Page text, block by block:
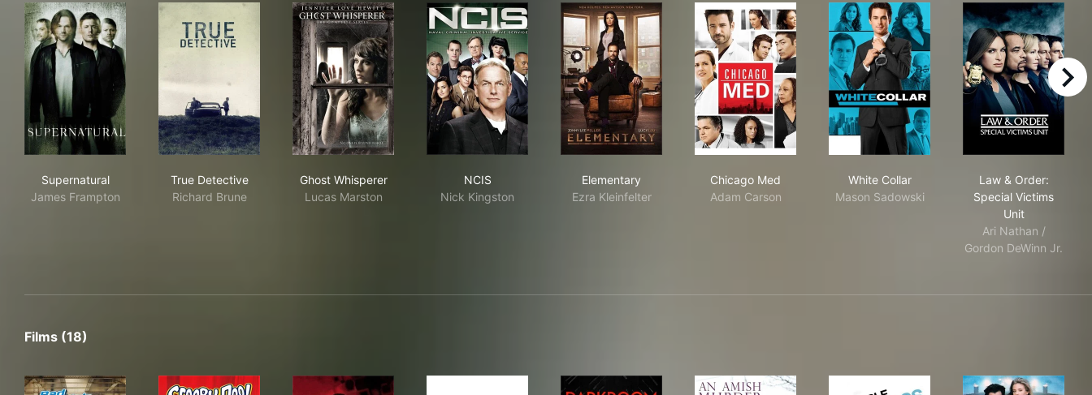
Supernatural
James Frampton
True Detective
Richard Brune
Ghost Whisperer
Lucas Marston
NCIS
Nick Kingston
Elementary
Ezra Kleinfelter
Chicago Med
Adam Carson
White Collar
Mason Sadowski
Law & Order:
Special Victims
Unit
Ari Nathan /
Gordon DeWinn Jr.
right
Films (18)